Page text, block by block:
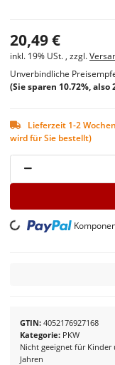
GTIN 4052176927168
Kategorie PKW
Nicht geeignet für Kinder
Jahren
20,49 €
inkl. 19% USt. , zzgl.
Unverbindliche
(Sie sparen 10.72%, also
Loading...
Lieferzeit 1-2
wird für Sie bestellt)